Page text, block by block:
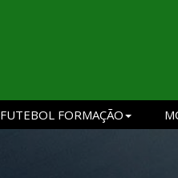
FUTEBOL FORMAÇÃO